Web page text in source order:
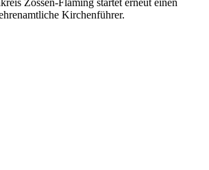
Zossen-Fläming startet erneut einen
Kirchenführer.